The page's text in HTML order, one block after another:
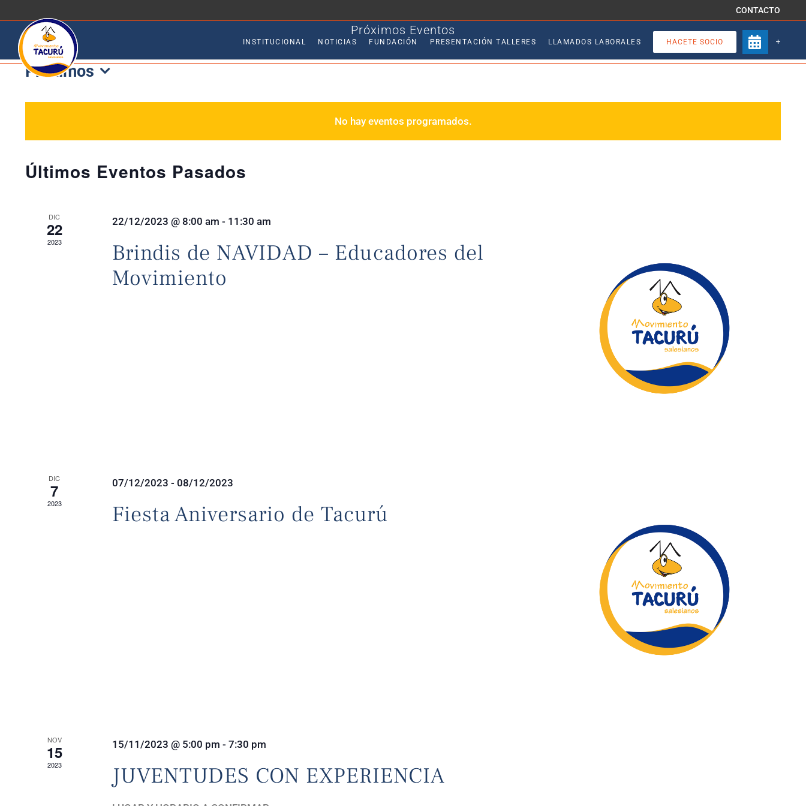
contenido
CONTACTO
INSTITUCIONAL NOTICIAS FUNDACIÓN PRESENTACIÓN TALLERES LLAMADOS LABORALES HACETE SOCIO
Próximos Eventos
No hay eventos programados.
Próximos
la
Últimos Eventos Pasados
DIC
22
2023
22/12/2023 @ 8:00 am - 11:30 am
Brindis de NAVIDAD – Educadores del
Movimiento
DIC
7
2023
07/12/2023 -08/12/2023
Fiesta Aniversario de Tacurú
NOV
15
2023
15/11/2023 @ 5:00 pm -7:30 pm
JUVENTUDES CON EXPERIENCIA